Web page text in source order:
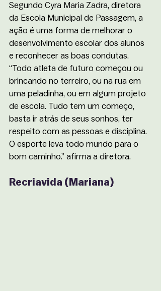
Segundo Cyra Maria Zadra, diretora
da Escola Municipal de Passagem, a
ação é uma forma de melhorar o
desenvolvimento escolar dos alunos
e reconhecer as boas condutas.
“Todo atleta de futuro começou ou
brincando no terreiro, ou na rua em
uma peladinha, ou em algum projeto
de escola. Tudo tem um começo,
basta ir atrás de seus sonhos, ter
respeito com as pessoas e disciplina.
O esporte leva todo mundo para o
bom caminho.” afirma a diretora.
Recriavida (Mariana)